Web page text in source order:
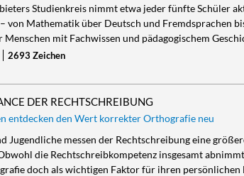
Studienkreis nimmt etwa jeder fünfte Schüler
von Mathematik über Deutsch und Fremdsprachen
Menschen mit Fachwissen und pädagogischem
2693 Zeichen
DER RECHTSCHREIBUNG
entdecken den Wert korrekter Orthografie neu
Jugendliche messen der Rechtschreibung eine
die Rechtschreibkompetenz insgesamt
doch als wichtigen Faktor für ihren persönlichen